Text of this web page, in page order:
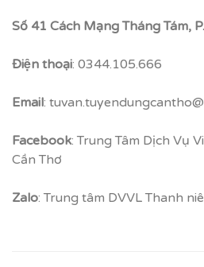
Số 41 Cách Mạng Tháng Tám,
Điện thoại: 0344.105.666
Email:
Facebook: Trung Tâm Dịch Vụ
Cần Thơ
Zalo: Trung tâm DVVL Thanh